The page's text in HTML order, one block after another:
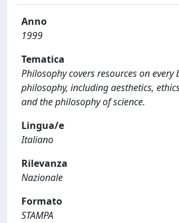
Anno
1999
Tematica
Philosophy covers resources on every
philosophy, including aesthetics,
and the philosophy of science.
Lingua/e
Italiano
Rilevanza
Nazionale
Formato
STAMPA